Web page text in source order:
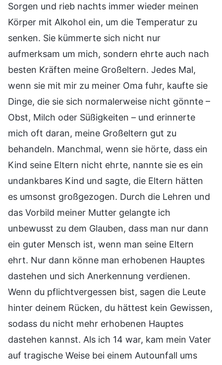
Sorgen und rieb nachts immer wieder meinen
Körper mit Alkohol ein, um die Temperatur zu
senken. Sie kümmerte sich nicht nur
aufmerksam um mich, sondern ehrte auch nach
besten Kräften meine Großeltern. Jedes Mal,
wenn sie mit mir zu meiner Oma fuhr, kaufte sie
Dinge, die sie sich normalerweise nicht gönnte –
Obst, Milch oder Süßigkeiten – und erinnerte
mich oft daran, meine Großeltern gut zu
behandeln. Manchmal, wenn sie hörte, dass ein
Kind seine Eltern nicht ehrte, nannte sie es ein
undankbares Kind und sagte, die Eltern hätten
es umsonst großgezogen. Durch die Lehren und
das Vorbild meiner Mutter gelangte ich
unbewusst zu dem Glauben, dass man nur dann
ein guter Mensch ist, wenn man seine Eltern
ehrt. Nur dann könne man erhobenen Hauptes
dastehen und sich Anerkennung verdienen.
Wenn du pflichtvergessen bist, sagen die Leute
hinter deinem Rücken, du hättest kein Gewissen,
sodass du nicht mehr erhobenen Hauptes
dastehen kannst. Als ich 14 war, kam mein Vater
auf tragische Weise bei einem Autounfall ums